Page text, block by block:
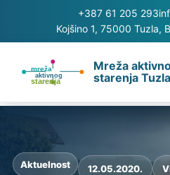
+387 61 205 293
Kojšino 1, 75000 Tuzla,
Mreža
starenja Tuzla
Aktuelnost 12.05.2020.